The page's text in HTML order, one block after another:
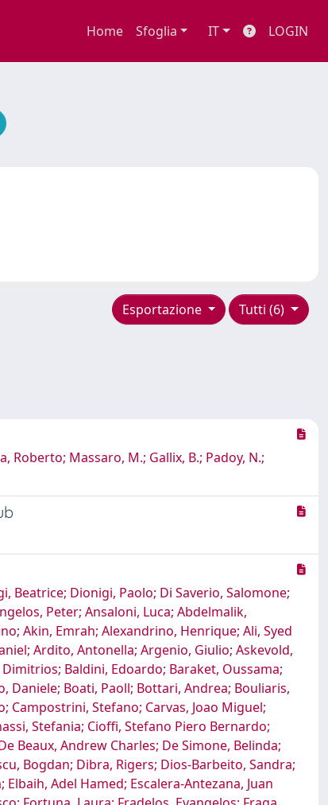
Home Sfoglia IT LOGIN
Tutti (6)
Esportazione
Roberto; Massaro, M.; Gallix, B.; Padoy, N.;
Beatrice; Dionigi, Paolo; Di Saverio, Salomone;
Peter; Ansaloni, Luca; Abdelmalik,
Akin, Emrah; Alexandrino, Henrique; Ali, Syed
Ardito, Antonella; Argenio, Giulio; Askevold,
Baldini, Edoardo; Baraket, Oussama;
Daniele; Boati, Paoll; Bottari, Andrea; Bouliaris,
Campostrini, Stefano; Carvas, Joao Miguel;
Stefania; Cioffi, Stefano Piero Bernardo;
Beaux, Andrew Charles; De Simone, Belinda;
Bogdan; Dibra, Rigers; Dios-Barbeito, Sandra;
Adel Hamed; Escalera-Antezana, Juan